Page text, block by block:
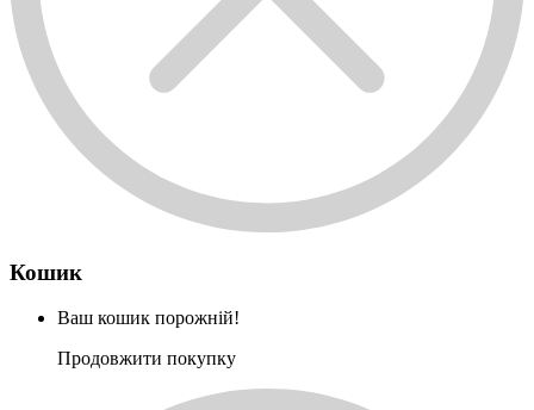
Кошик
Ваш кошик порожній!
Продовжити покупку